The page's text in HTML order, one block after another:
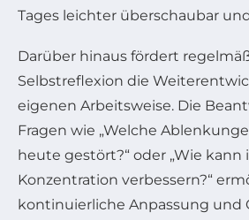
Tages leichter überschaubar
Darüber hinaus fördert
Selbstreflexion die
eigenen Arbeitsweise. Die
Fragen wie „Welche
heute gestört?“ oder „Wie kann
Konzentration verbessern?“
kontinuierliche Anpassung und